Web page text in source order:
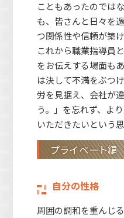
こともあったのでは
も、皆さんと日々を
つ関係性や信頼が築
これから職業指導員
をお伝えする場面も
は決して不満をぶつ
労を見据え、会社が
う。」を忘れず、よ
いただきたいという
プライベート編
自分の性格
周囲の調和を重んじ